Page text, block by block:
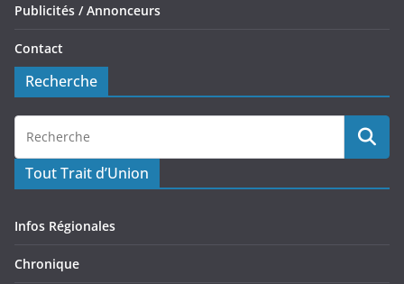
Publicités / Annonceurs
Contact
Recherche
Tout Trait d’Union
Infos Régionales
Chronique